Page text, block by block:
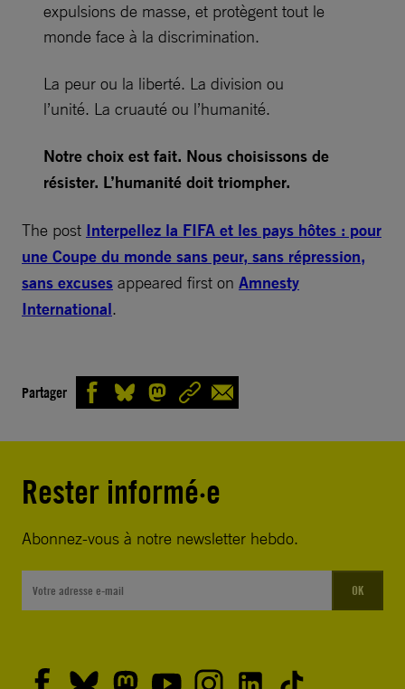
expulsions de masse, et protègent tout le
monde face à la discrimination.
La peur ou la liberté. La division ou
l’unité. La cruauté ou l’humanité.
Notre choix est fait. Nous choisissons de
résister. L’humanité doit triompher.
The post Interpellez la FIFA et les pays hôtes : pour
une Coupe du monde sans peur, sans répression,
sans excuses appeared first on Amnesty
International.
Partager
Rester informé·e
Abonnez-vous à notre newsletter hebdo.
OK